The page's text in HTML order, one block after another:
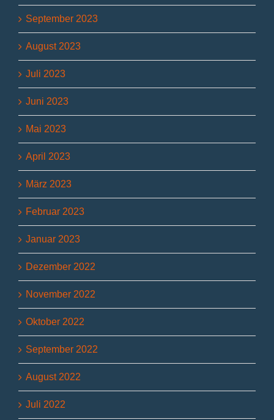
September 2023
August 2023
Juli 2023
Juni 2023
Mai 2023
April 2023
März 2023
Februar 2023
Januar 2023
Dezember 2022
November 2022
Oktober 2022
September 2022
August 2022
Juli 2022